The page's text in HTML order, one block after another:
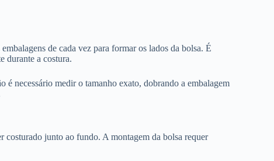
de cada vez para formar os lados da bolsa. É
durante a costura.
é necessário medir o tamanho exato, dobrando a embalagem
costurado junto ao fundo. A montagem da bolsa requer